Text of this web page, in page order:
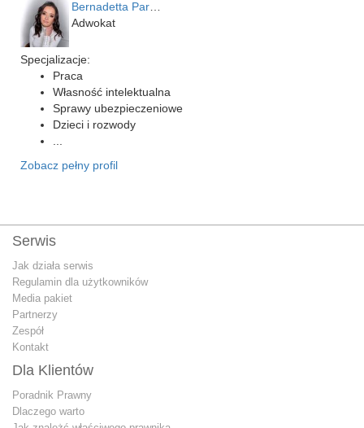
Adwokat
Specjalizacje:
Praca
Własność intelektualna
Sprawy ubezpieczeniowe
Dzieci i rozwody
Zobacz pełny profil
Serwis
Jak działa serwis
Regulamin dla użytkowników
Media pakiet
Partnerzy
Zespół
Kontakt
Dla Klientów
Poradnik Prawny
Dlaczego warto